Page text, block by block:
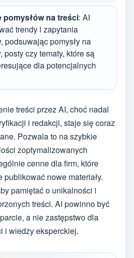
pomysłów na treści: AI
trendy i zapytania
podsuwając pomysły na
posty czy tematy, które są
dla potencjalnych
treści przez AI, choć nadal
i redakcji, staje się coraz
Pozwala to na szybkie
zoptymalizowanych
cenne dla firm, które
nowe materiały.
pamiętać o unikalności i
treści. AI powinno być
a nie zastępstwo dla
i wiedzy eksperckiej.